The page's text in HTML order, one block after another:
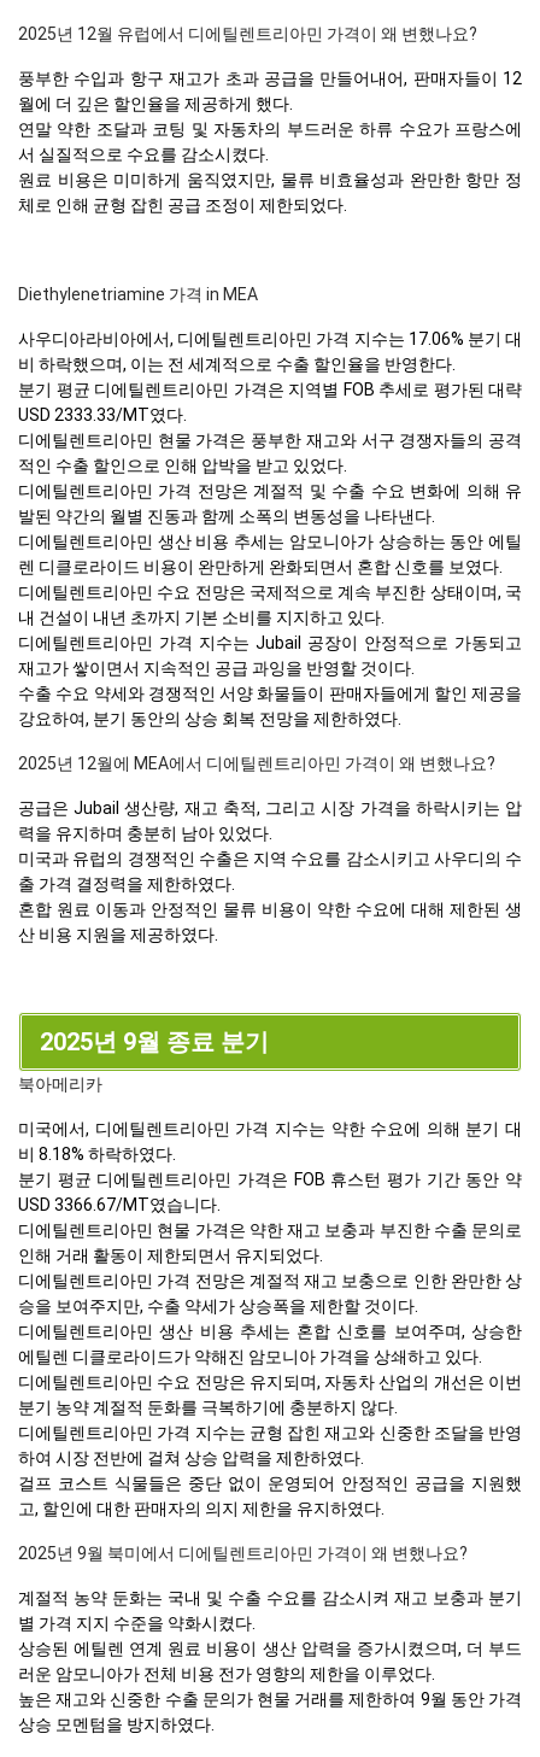
2025년 12월 유럽에서 디에틸렌트리아민 가격이 왜 변했나요?
풍부한 수입과 항구 재고가 초과 공급을 만들어내어, 판매자들이 12
월에 더 깊은 할인율을 제공하게 했다.
연말 약한 조달과 코팅 및 자동차의 부드러운 하류 수요가 프랑스에
서 실질적으로 수요를 감소시켰다.
원료 비용은 미미하게 움직였지만, 물류 비효율성과 완만한 항만 정
체로 인해 균형 잡힌 공급 조정이 제한되었다.
Diethylenetriamine 가격 in MEA
사우디아라비아에서, 디에틸렌트리아민 가격 지수는 17.06% 분기 대
비 하락했으며, 이는 전 세계적으로 수출 할인율을 반영한다.
분기 평균 디에틸렌트리아민 가격은 지역별 FOB 추세로 평가된 대략
USD 2333.33/MT였다.
디에틸렌트리아민 현물 가격은 풍부한 재고와 서구 경쟁자들의 공격
적인 수출 할인으로 인해 압박을 받고 있었다.
디에틸렌트리아민 가격 전망은 계절적 및 수출 수요 변화에 의해 유
발된 약간의 월별 진동과 함께 소폭의 변동성을 나타낸다.
디에틸렌트리아민 생산 비용 추세는 암모니아가 상승하는 동안 에틸
렌 디클로라이드 비용이 완만하게 완화되면서 혼합 신호를 보였다.
디에틸렌트리아민 수요 전망은 국제적으로 계속 부진한 상태이며, 국
내 건설이 내년 초까지 기본 소비를 지지하고 있다.
디에틸렌트리아민 가격 지수는 Jubail 공장이 안정적으로 가동되고
재고가 쌓이면서 지속적인 공급 과잉을 반영할 것이다.
수출 수요 약세와 경쟁적인 서양 화물들이 판매자들에게 할인 제공을
강요하여, 분기 동안의 상승 회복 전망을 제한하였다.
2025년 12월에 MEA에서 디에틸렌트리아민 가격이 왜 변했나요?
공급은 Jubail 생산량, 재고 축적, 그리고 시장 가격을 하락시키는 압
력을 유지하며 충분히 남아 있었다.
미국과 유럽의 경쟁적인 수출은 지역 수요를 감소시키고 사우디의 수
출 가격 결정력을 제한하였다.
혼합 원료 이동과 안정적인 물류 비용이 약한 수요에 대해 제한된 생
산 비용 지원을 제공하였다.
2025년 9월 종료 분기
북아메리카
미국에서, 디에틸렌트리아민 가격 지수는 약한 수요에 의해 분기 대
비 8.18% 하락하였다.
분기 평균 디에틸렌트리아민 가격은 FOB 휴스턴 평가 기간 동안 약
USD 3366.67/MT였습니다.
디에틸렌트리아민 현물 가격은 약한 재고 보충과 부진한 수출 문의로
인해 거래 활동이 제한되면서 유지되었다.
디에틸렌트리아민 가격 전망은 계절적 재고 보충으로 인한 완만한 상
승을 보여주지만, 수출 약세가 상승폭을 제한할 것이다.
디에틸렌트리아민 생산 비용 추세는 혼합 신호를 보여주며, 상승한
에틸렌 디클로라이드가 약해진 암모니아 가격을 상쇄하고 있다.
디에틸렌트리아민 수요 전망은 유지되며, 자동차 산업의 개선은 이번
분기 농약 계절적 둔화를 극복하기에 충분하지 않다.
디에틸렌트리아민 가격 지수는 균형 잡힌 재고와 신중한 조달을 반영
하여 시장 전반에 걸쳐 상승 압력을 제한하였다.
걸프 코스트 식물들은 중단 없이 운영되어 안정적인 공급을 지원했
고, 할인에 대한 판매자의 의지 제한을 유지하였다.
2025년 9월 북미에서 디에틸렌트리아민 가격이 왜 변했나요?
계절적 농약 둔화는 국내 및 수출 수요를 감소시켜 재고 보충과 분기
별 가격 지지 수준을 약화시켰다.
상승된 에틸렌 연계 원료 비용이 생산 압력을 증가시켰으며, 더 부드
러운 암모니아가 전체 비용 전가 영향의 제한을 이루었다.
높은 재고와 신중한 수출 문의가 현물 거래를 제한하여 9월 동안 가격
상승 모멘텀을 방지하였다.